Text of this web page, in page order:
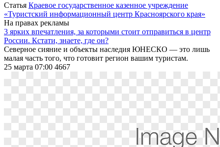
Статья Краевое государственное казенное учреждение
«Туристский информационный центр Красноярского края»
На правах рекламы
3 ярких впечатления, за которыми стоит отправиться в центр
России. Кстати, знаете, где он?
Северное сияние и объекты наследия ЮНЕСКО — это лишь
малая часть того, что готовит регион вашим туристам.
25 марта 07:00 4667